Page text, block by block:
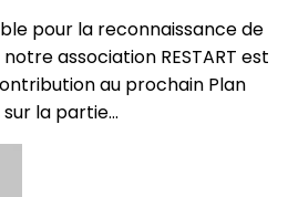
pour la reconnaissance de
association RESTART est
au prochain Plan
la partie...